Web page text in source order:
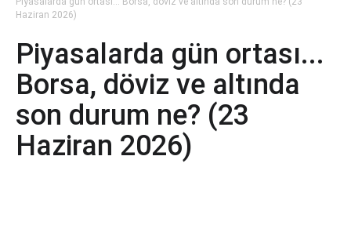
Haziran 2026)
Piyasalarda gün ortası...
Borsa, döviz ve altında
son durum ne? (23
Haziran 2026)